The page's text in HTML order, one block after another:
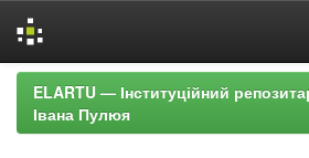
Skip
navigation
ELARTU — Інституційний
Івана Пулюя